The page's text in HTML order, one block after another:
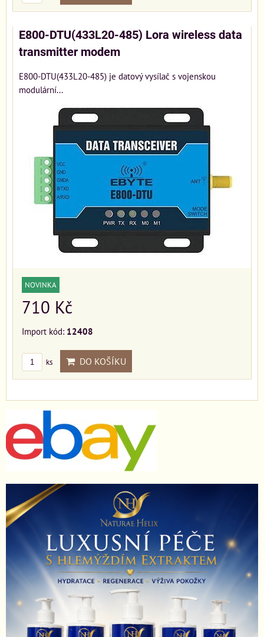
E800-DTU(433L20-485) Lora wireless data
transmitter modem
E800-DTU(433L20-485) je datový vysílač s vojenskou
modulární...
NOVINKA
710 Kč
Import kód: 12408
ks DO KOŠÍKU